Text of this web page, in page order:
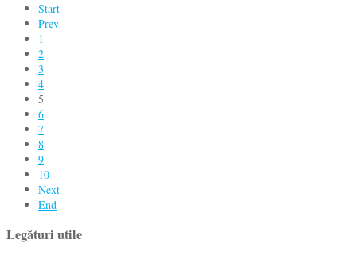
Start
Prev
1
2
3
4
5
6
7
8
9
10
Next
End
Legături utile